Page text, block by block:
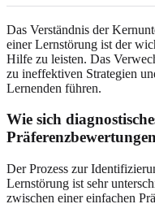
Das Verständnis der
einer Lernstörung ist der
Hilfe zu leisten. Das
zu ineffektiven Strategien
Lernenden führen.
Wie sich
Der Prozess zur
Lernstörung ist sehr
zwischen einer einfachen